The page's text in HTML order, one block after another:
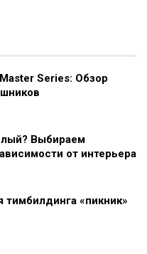
Series: Обзор
Выбираем
от интерьера
«пикник»